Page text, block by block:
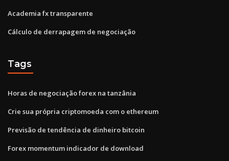
Academia fx transparente
Cálculo de derrapagem de negociação
Tags
Horas de negociação forex na tanzânia
Crie sua própria criptomoeda com o ethereum
Previsão de tendência de dinheiro bitcoin
Forex momentum indicador de download